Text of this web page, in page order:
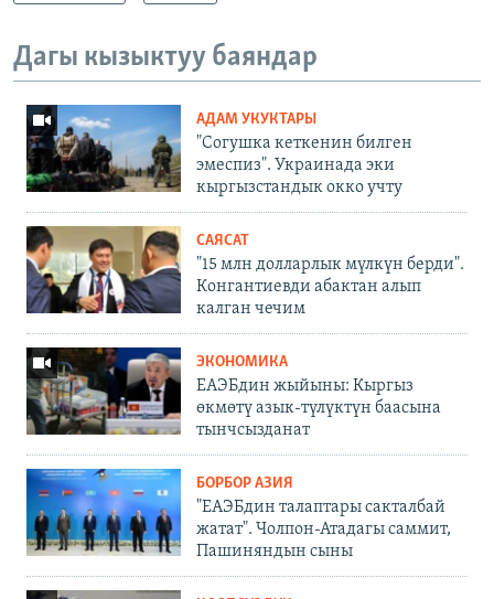
Дагы кызыктуу баяндар
АДАМ УКУКТАРЫ
"Согушка кеткенин билген
эмеспиз". Украинада эки
кыргызстандык окко учту
САЯСАТ
"15 млн долларлык мүлкүн берди".
Конгантиевди абактан алып
калган чечим
ЭКОНОМИКА
ЕАЭБдин жыйыны: Кыргыз
өкмөтү азык-түлүктүн баасына
тынчсызданат
БОРБОР АЗИЯ
"ЕАЭБдин талаптары сакталбай
жатат". Чолпон-Атадагы саммит,
Пашиняндын сыны